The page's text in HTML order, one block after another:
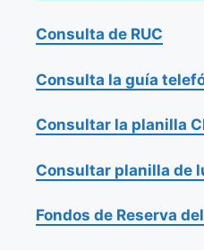
Consulta de RUC
Consulta la guía
Consultar la planilla
Consultar planilla de
Fondos de Reserva del